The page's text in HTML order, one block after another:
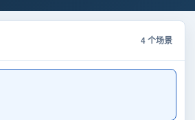
4 个场景